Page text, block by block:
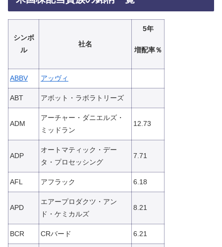
シンボ
ル
社名
5年
増配率％
ABBV アッヴィ
ABT アボット・ラボラトリーズ
ADM
アーチャー・ダニエルズ・
ミッドラン
12.73
ADP
オートマティック・デー
タ・プロセッシング
7.71
AFL アフラック 6.18
APD
エアープロダクツ・アン
ド・ケミカルズ
8.21
BCR CRバード 6.21